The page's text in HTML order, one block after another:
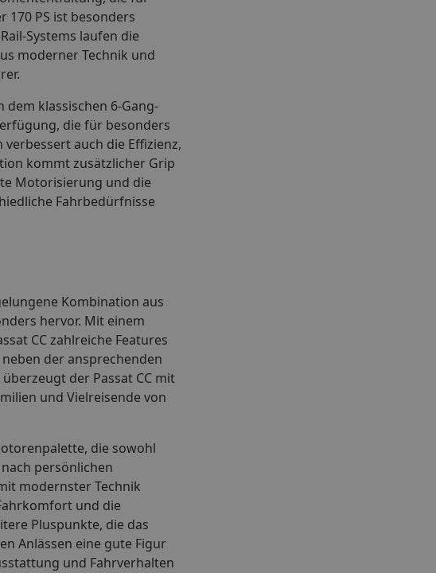
170 PS ist besonders
Systems laufen die
moderner Technik und
klassischen 6-Gang-
die für besonders
auch die Effizienz,
kommt zusätzlicher Grip
Motorisierung und die
Fahrbedürfnisse
Kombination aus
hervor. Mit einem
CC zahlreiche Features
der ansprechenden
der Passat CC mit
und Vielreisende von
die sowohl
persönlichen
modernster Technik
und die
Pluspunkte, die das
Anlässen eine gute Figur
und Fahrverhalten